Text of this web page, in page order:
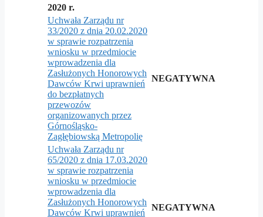
2020 r.
Uchwała Zarządu nr
33/2020 z dnia 20.02.2020
w sprawie rozpatrzenia
wniosku w przedmiocie
wprowadzenia dla
Zasłużonych Honorowych
Dawców Krwi uprawnień
do bezpłatnych
przewozów
organizowanych przez
Górnośląsko-
Zagłębiowską Metropolię
NEGATYWNA
Uchwała Zarządu nr
65/2020 z dnia 17.03.2020
w sprawie rozpatrzenia
wniosku w przedmiocie
wprowadzenia dla
Zasłużonych Honorowych
Dawców Krwi uprawnień
NEGATYWNA